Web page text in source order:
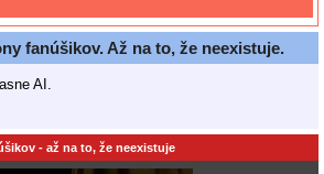
fanúšikov. Až na to, že neexistuje.
AI.
- až na to, že neexistuje